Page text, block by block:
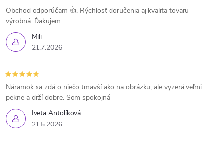
Mili
21.7.2026
Obchod odporúčam 👍. Rýchlosť doručenia aj kvalita tovaru
výrobná. Ďakujem.
Iveta Antolíková
21.5.2026
Náramok sa zdá o niečo tmavší ako na obrázku, ale vyzerá veľmi
pekne a drží dobre. Som spokojná